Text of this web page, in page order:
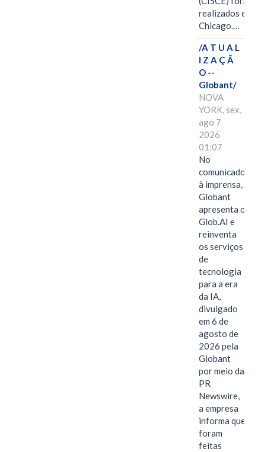
realizados em
Chicago.…
/A T U A L
I Z A Ç Ã
O --
Globant/
NOVA
YORK, sex,
ago 7
2026
01:07
No
comunicado
à imprensa,
Globant
apresenta o
Glob.AI e
reinventa
os serviços
de
tecnologia
para a era
da IA,
divulgado
em 6 de
agosto de
2026 pela
Globant
por meio da
PR
Newswire,
a empresa
informa que
foram
feitas